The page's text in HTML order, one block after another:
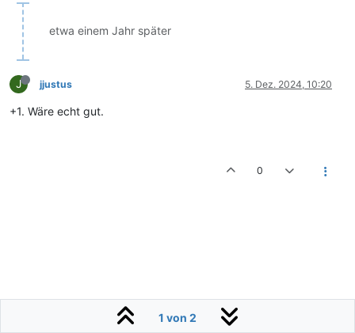
etwa einem Jahr später
J jjustus 5. Dez. 2024, 10:20
+1. Wäre echt gut.
0
1 von 2